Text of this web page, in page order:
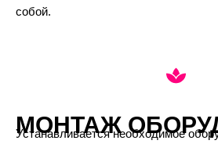
собой.
МОНТАЖ
Устанавливается необходимое